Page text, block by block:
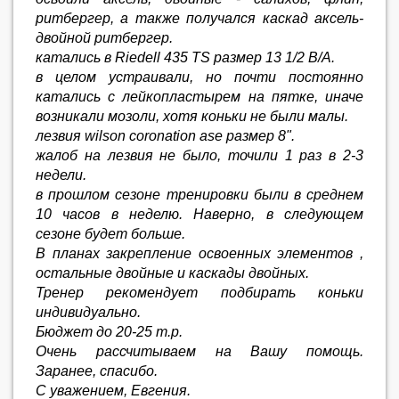
ритбергер, а также получался каскад аксель-
двойной ритбергер.
катались в Riedell 435 TS размер 13 1/2 В/А.
в целом устраивали, но почти постоянно
катались с лейкопластырем на пятке, иначе
возникали мозоли, хотя коньки не были малы.
лезвия wilson coronation ase размер 8".
жалоб на лезвия не было, точили 1 раз в 2-3
недели.
в прошлом сезоне тренировки были в среднем
10 часов в неделю. Наверно, в следующем
сезоне будет больше.
В планах закрепление освоенных элементов ,
остальные двойные и каскады двойных.
Тренер рекомендует подбирать коньки
индивидуально.
Бюджет до 20-25 т.р.
Очень рассчитываем на Вашу помощь.
Заранее, спасибо.
С уважением, Евгения.